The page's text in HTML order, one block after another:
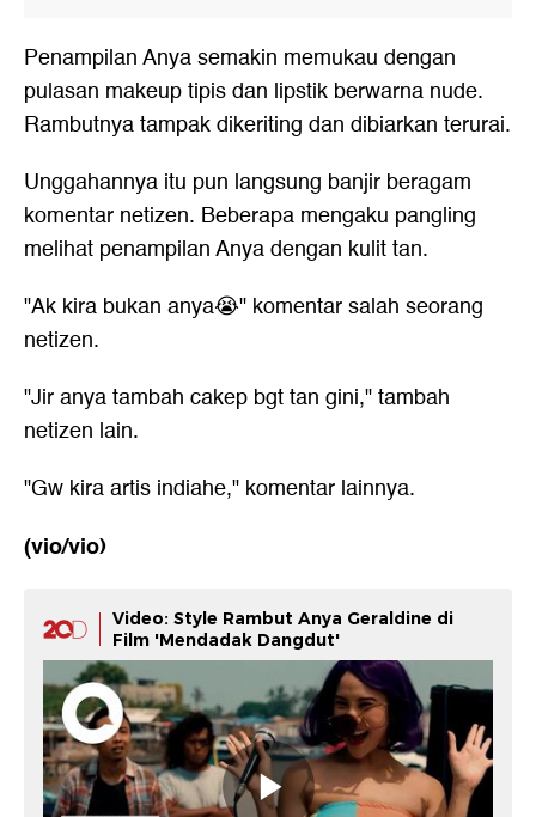
Penampilan Anya semakin memukau dengan
pulasan makeup tipis dan lipstik berwarna nude.
Rambutnya tampak dikeriting dan dibiarkan terurai.
Unggahannya itu pun langsung banjir beragam
komentar netizen. Beberapa mengaku pangling
melihat penampilan Anya dengan kulit tan.
"Ak kira bukan anya😭" komentar salah seorang
netizen.
"Jir anya tambah cakep bgt tan gini," tambah
netizen lain.
"Gw kira artis indiahe," komentar lainnya.
(vio/vio)
Video: Style Rambut Anya Geraldine di
Film 'Mendadak Dangdut'